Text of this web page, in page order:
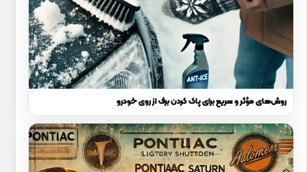
روش‌های مؤثر و سریع برای پاک کردن برف از روی خودرو